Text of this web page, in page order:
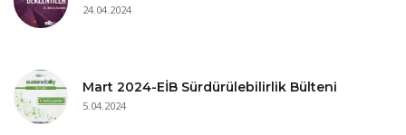
24.04.2024
Mart 2024-EİB Sürdürülebilirlik Bülteni
5.04.2024